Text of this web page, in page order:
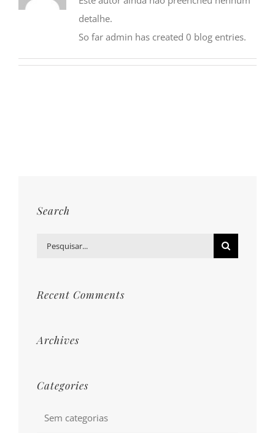
detalhe.
So far admin has created 0 blog entries.
Search
Pesquisar
Recent Comments
Archives
Categories
Sem categorias